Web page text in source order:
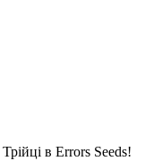
в Errors Seeds!